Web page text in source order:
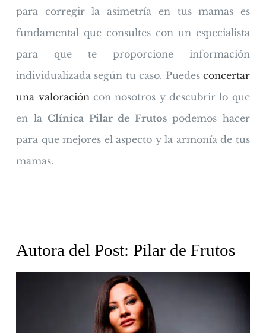
para corregir la asimetría en tus mamas es
fundamental que consultes con un especialista
para que te proporcione información
individualizada según tu caso. Puedes concertar
una valoración con nosotros y descubrir lo que
en laClínica Pilar de Frutospodemos hacer
para que mejores el aspecto y la armonía de tus
mamas.
Autora del Post: Pilar de Frutos